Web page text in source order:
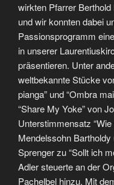
wirkten Pfarrer
und wir konnten dabei
Passionsprogramm
in unserer
präsentieren. Unter
weltbekannte Stücke
pianga” und “Ombra
“Share My Yoke” von
Unterstimmensatz
Mendelssohn
Sprenger zu “Sollt ich
Adler steuerte an der
Pachelbel hinzu. Mit